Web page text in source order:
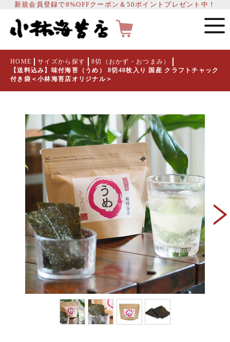
新規会員登録で8%OFFクーポン＆50ポイントプレゼント中！
HOME サイズから探す
8切（おかず・おつまみ）
【送料込み】味付海苔（うめ） 8切40枚入り 国産 クラフトチャック
付き袋＜小林海苔店オリジナル＞